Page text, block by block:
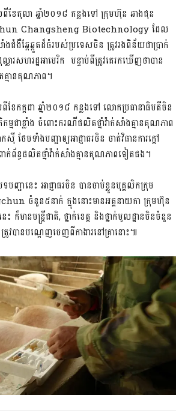
ខែតុលា​ ឆ្នាំ២០១៨​ កន្លងទៅ ក្រុមហ៊ុន​ ឆាងជុន
Changsheng Biotechnology ដែល
ជំងឺឆ្កែឆ្កួត​ដ៏ធំ​របស់ប្រទេសចិន​ ត្រូវ​រង​ពិន័យ​ជាប្រាក់
សហរដ្ឋអាមេរិក ​ បន្ទាប់ពី​ត្រូវគេរកឃើញថា​បាន
ត​គ្មានគុណភាព​។
ខែកក្តដា​ ឆ្នាំ២០១៨​ កន្លងទៅ​ លោកប្រធានាធិបតីចិន
ម្មជាខ្លាំង​ ចំពោះករណី​ផលិតថ្នាំវ៉ាក់សាំងគ្មានគុណភាព​
ែមទាំង​បញ្ជាឲ្យ​អាជ្ញាធរចិន ចាត់វិធានការក្តៅ​
ាក់ព័ន្ធផលិតថ្នាំវ៉ាក់សាំងគ្មានគុណភាពទៀតផង​។
ជានេះ​ អាជ្ញាធរចិន​ បានចាប់ខ្លួន​បុគ្គលិក​ក្រុម
ចំនួន​៥​នាក់ ក្នុង​នោះមាន​អគ្គនាយកា​ ក្រុមហ៊ុន
េះ ក៏មានមន្ត្រីជាតិ, ថ្នាក់ខេត្ត និងថ្នាក់មូលដ្ឋានចិនចំនួន
រូវបានបណ្តេញចេញពីកាងារនៅគ្រានោះ៕